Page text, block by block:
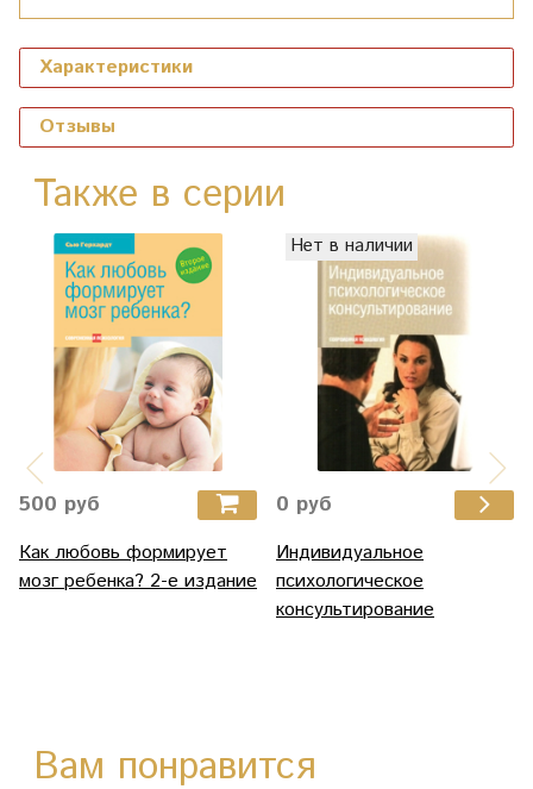
Характеристики
Отзывы
Также в серии
500 руб
Как любовь формирует
мозг ребенка? 2-е издание
Нет в наличии
0 руб
Индивидуальное
психологическое
консультирование
Вам понравится